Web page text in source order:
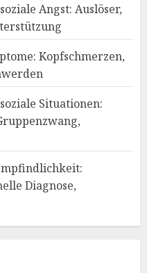
Angst: Auslöser,
Kopfschmerzen,
Situationen:
Diagnose,